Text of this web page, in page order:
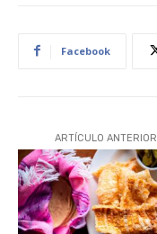
Facebook
ARTÍCULO ANTERIOR